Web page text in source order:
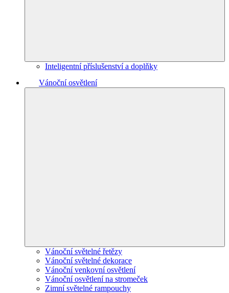
Inteligentní příslušenství a doplňky
Vánoční osvětlení
Vánoční světelné řetězy
Vánoční světelné dekorace
Vánoční venkovní osvětlení
Vánoční osvětlení na stromeček
Zimní světelné rampouchy